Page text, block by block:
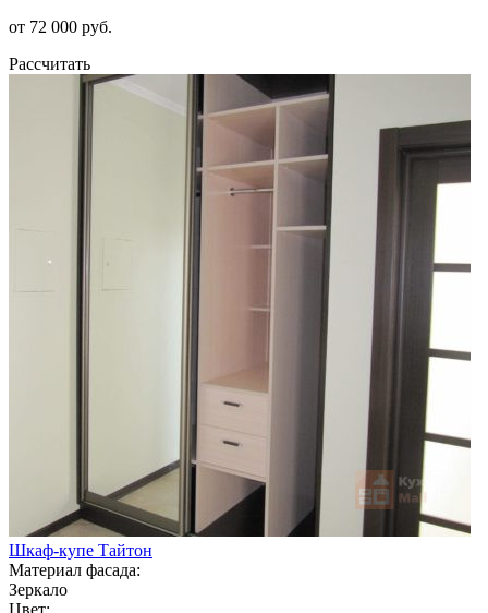
от 72 000 руб.
Рассчитать
Шкаф-купе Тайтон
Материал фасада:
Зеркало
Цвет: